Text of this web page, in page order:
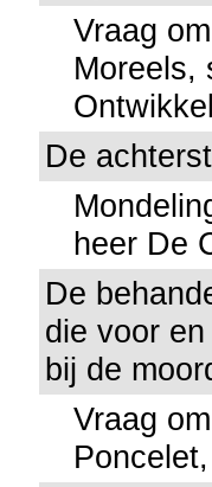
Vraag
Moreels,
De
heer De
De
die voor
bij de
Vraag